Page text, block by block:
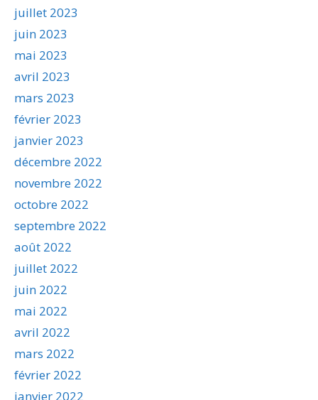
juillet 2023
juin 2023
mai 2023
avril 2023
mars 2023
février 2023
janvier 2023
décembre 2022
novembre 2022
octobre 2022
septembre 2022
août 2022
juillet 2022
juin 2022
mai 2022
avril 2022
mars 2022
février 2022
janvier 2022